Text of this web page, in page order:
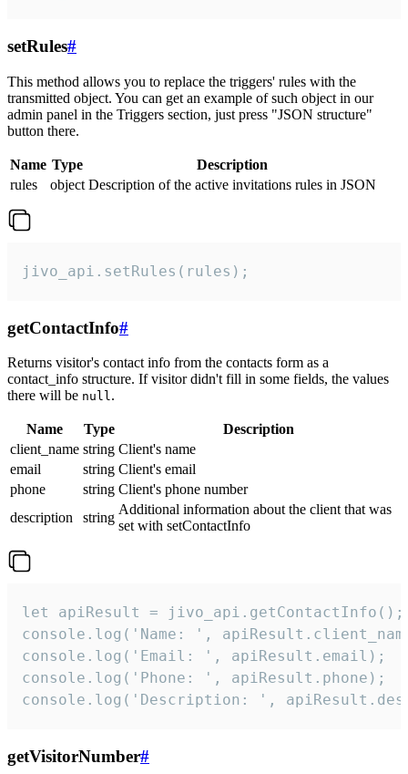
setRules#
This method allows you to replace the triggers' rules with the
transmitted object. You can get an example of such object in our
admin panel in the Triggers section, just press "JSON structure"
button there.
Name Type
Description
rules
object Description of the active invitations rules in JSON
jivo_api.setRules(rules);
getContactInfo#
Returns visitor's contact info from the contacts form as a
contact_info structure. If visitor didn't fill in some fields, the values
there will be null.
Name Type
Description
client_name string Client's name
email
string Client's email
phone
string Client's phone number
description
string
Additional information about the client that was
set with setContactInfo
let apiResult = jivo_api.getContactInfo();
console.log('Name: ',
console.log('Email: ', apiResult.email);
console.log('Phone: ', apiResult.phone);
console.log('Description: ',
getVisitorNumber#